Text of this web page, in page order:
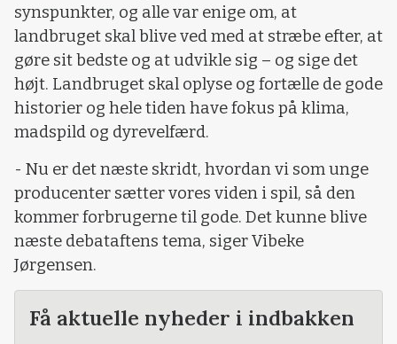
synspunkter, og alle var enige om, at
landbruget skal blive ved med at stræbe efter, at
gøre sit bedste og at udvikle sig – og sige det
højt. Landbruget skal oplyse og fortælle de gode
historier og hele tiden have fokus på klima,
madspild og dyrevelfærd.
- Nu er det næste skridt, hvordan vi som unge
producenter sætter vores viden i spil, så den
kommer forbrugerne til gode. Det kunne blive
næste debataftens tema, siger Vibeke
Jørgensen.
Få aktuelle nyheder i indbakken